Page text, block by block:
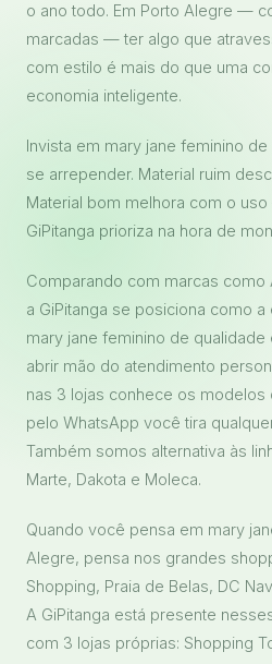
o ano todo. Em Porto Alegre —
marcadas — ter algo que
com estilo é mais do que uma
economia inteligente.
Invista em mary jane feminino
se arrepender. Material ruim
Material bom melhora com o
GiPitanga prioriza na hora de
Comparando com marcas como
a GiPitanga se posiciona como
mary jane feminino de
abrir mão do atendimento
nas 3 lojas conhece os
pelo WhatsApp você tira
Também somos alternativa às
Marte, Dakota e Moleca.
Quando você pensa em mary
Alegre, pensa nos grandes
Shopping, Praia de Belas, DC
A GiPitanga está presente
com 3 lojas próprias: Shopping